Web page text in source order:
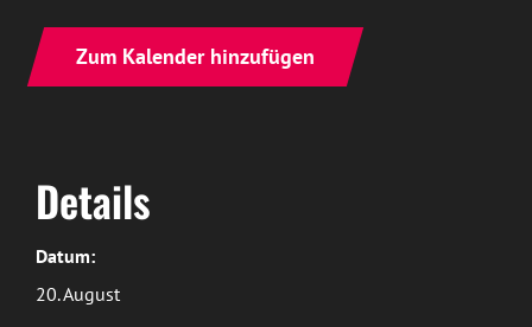
Zum Kalender hinzufügen
Details
Datum:
20. August